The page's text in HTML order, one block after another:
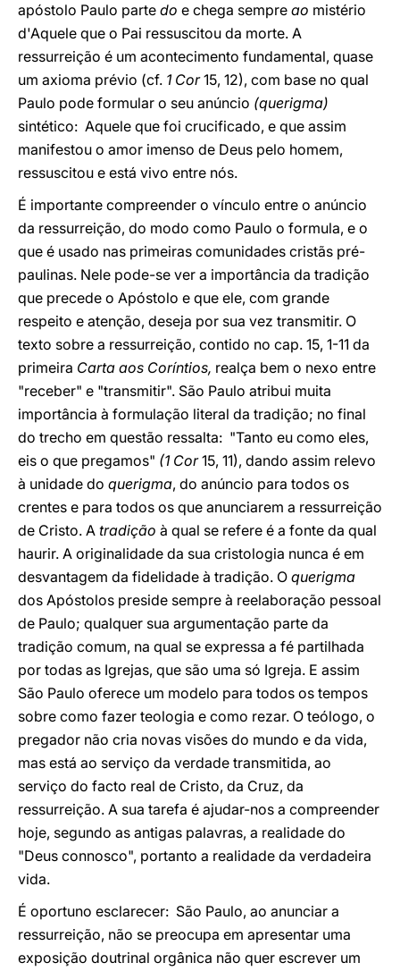
apóstolo Paulo parte do e chega sempre ao mistério
d'Aquele que o Pai ressuscitou da morte. A
ressurreição é um acontecimento fundamental, quase
um axioma prévio (cf. 1 Cor15, 12), com base no qual
Paulo pode formular o seu anúncio (querigma)
sintético: Aquele que foi crucificado, e que assim
manifestou o amor imenso de Deus pelo homem,
ressuscitou e está vivo entre nós.
É importante compreender o vínculo entre o anúncio
da ressurreição, do modo como Paulo o formula, e o
que é usado nas primeiras comunidades cristãs pré-
paulinas. Nele pode-se ver a importância da tradição
que precede o Apóstolo e que ele, com grande
respeito e atenção, deseja por sua vez transmitir. O
texto sobre a ressurreição, contido no cap. 15, 1-11 da
primeira Carta aos Coríntios, realça bem o nexo entre
"receber" e "transmitir". São Paulo atribui muita
importância à formulação literal da tradição; no final
do trecho em questão ressalta: "Tanto eu como eles,
eis o que pregamos" (1 Cor15, 11), dando assim relevo
à unidade do querigma, do anúncio para todos os
crentes e para todos os que anunciarem a ressurreição
de Cristo. A tradição à qual se refere é a fonte da qual
haurir. A originalidade da sua cristologia nunca é em
desvantagem da fidelidade à tradição. O querigma
dos Apóstolos preside sempre à reelaboração pessoal
de Paulo; qualquer sua argumentação parte da
tradição comum, na qual se expressa a fé partilhada
por todas as Igrejas, que são uma só Igreja. E assim
São Paulo oferece um modelo para todos os tempos
sobre como fazer teologia e como rezar. O teólogo, o
pregador não cria novas visões do mundo e da vida,
mas está ao serviço da verdade transmitida, ao
serviço do facto real de Cristo, da Cruz, da
ressurreição. A sua tarefa é ajudar-nos a compreender
hoje, segundo as antigas palavras, a realidade do
"Deus connosco", portanto a realidade da verdadeira
vida.
É oportuno esclarecer: São Paulo, ao anunciar a
ressurreição, não se preocupa em apresentar uma
exposição doutrinal orgânica não quer escrever um